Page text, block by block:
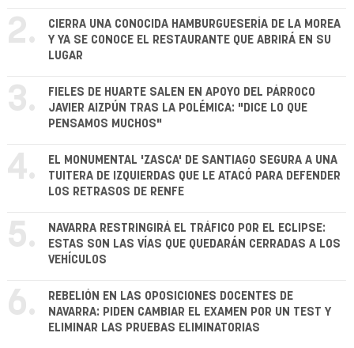
2.
CIERRA UNA CONOCIDA HAMBURGUESERÍA DE LA MOREA
Y YA SE CONOCE EL RESTAURANTE QUE ABRIRÁ EN SU
LUGAR
3.
FIELES DE HUARTE SALEN EN APOYO DEL PÁRROCO
JAVIER AIZPÚN TRAS LA POLÉMICA: "DICE LO QUE
PENSAMOS MUCHOS"
4.
EL MONUMENTAL 'ZASCA' DE SANTIAGO SEGURA A UNA
TUITERA DE IZQUIERDAS QUE LE ATACÓ PARA DEFENDER
LOS RETRASOS DE RENFE
5.
NAVARRA RESTRINGIRÁ EL TRÁFICO POR EL ECLIPSE:
ESTAS SON LAS VÍAS QUE QUEDARÁN CERRADAS A LOS
VEHÍCULOS
6.
REBELIÓN EN LAS OPOSICIONES DOCENTES DE
NAVARRA: PIDEN CAMBIAR EL EXAMEN POR UN TEST Y
ELIMINAR LAS PRUEBAS ELIMINATORIAS